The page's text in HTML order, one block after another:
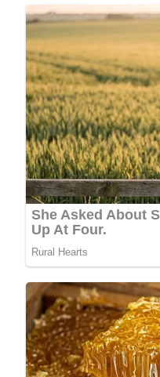
2 Eier
Mehl
Semmelbrösel
Fett zum Braten
Zubereitung
Die Schnitzel klopfen,
Fines herbes
Den Rand verklopfen,
In reichlich heißem Fett
Kennst du schon unser
Dieses